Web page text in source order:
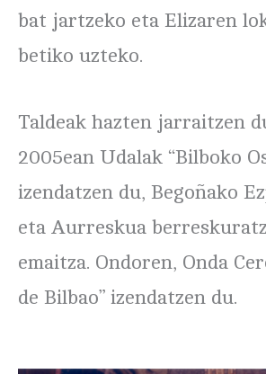
bat jartzeko eta Elizaren
betiko uzteko.
Taldeak hazten jarraitzen
2005ean Udalak “Bilboko
izendatzen du, Begoñako
eta Aurreskua
emaitza. Ondoren, Onda
de Bilbao” izendatzen du.